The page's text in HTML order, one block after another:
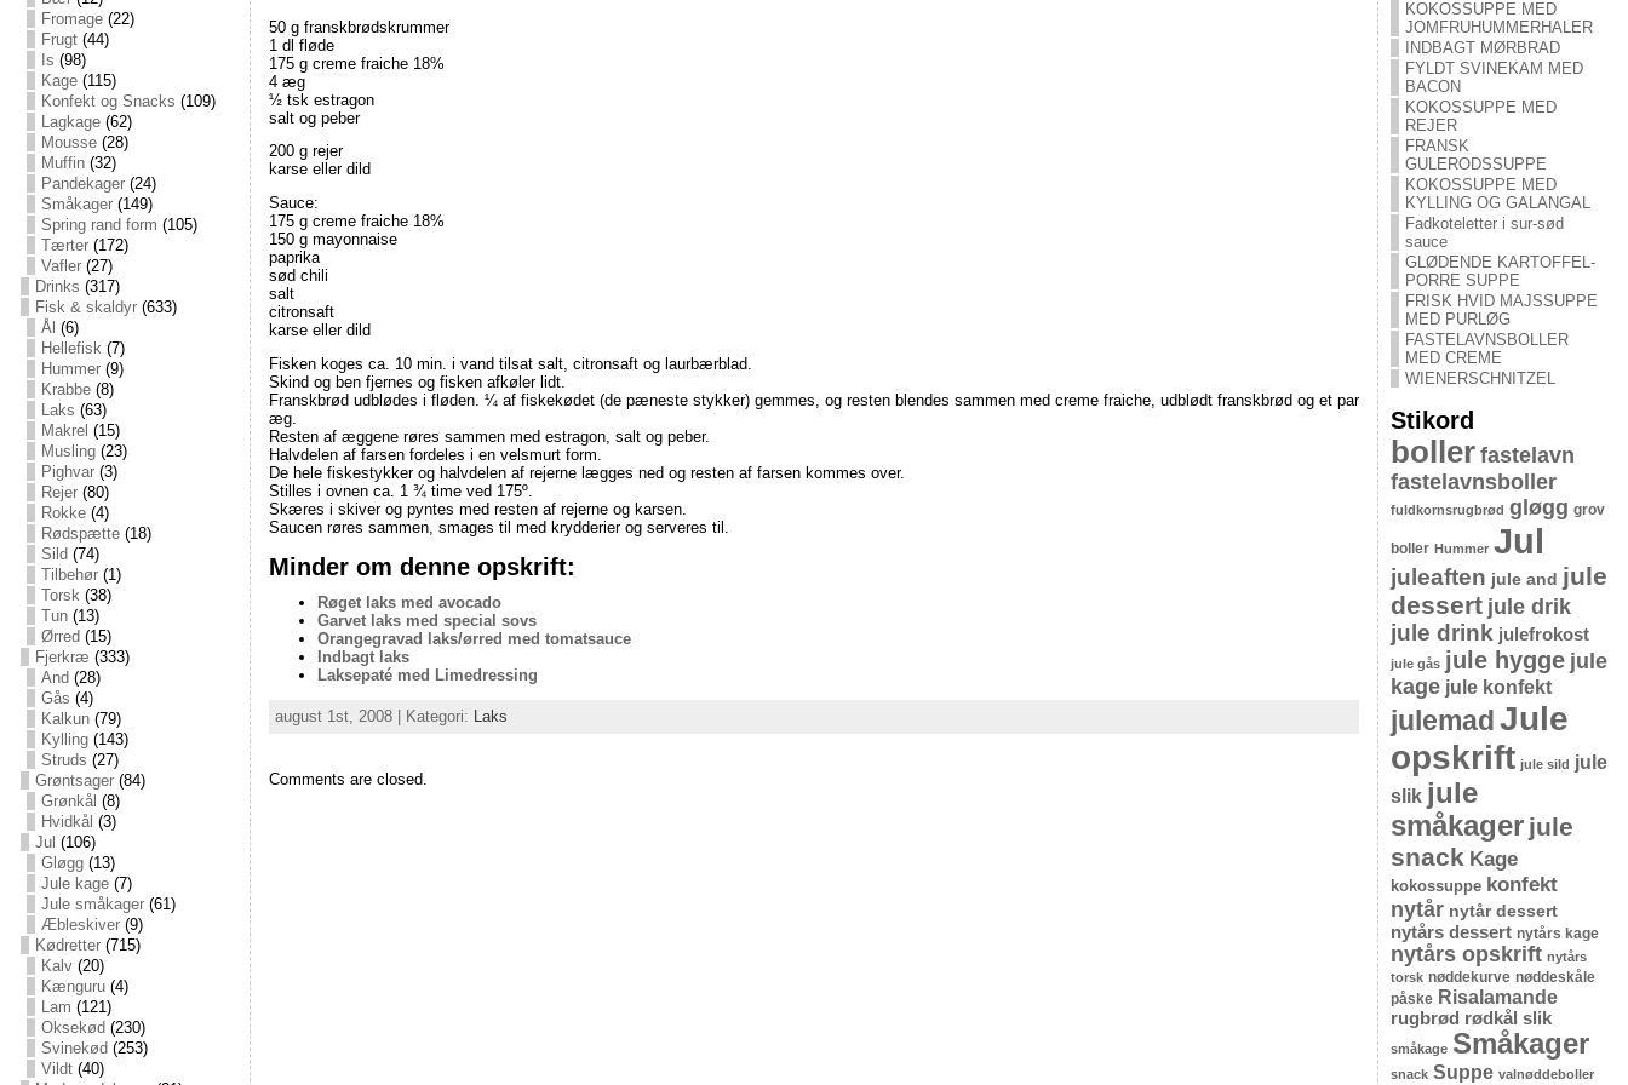
Fromage(22)
Frugt(44)
Is (98)
Kage(115)
Konfekt og Snacks (109)
Lagkage(62)
Mousse(28)
Muffin(32)
Pandekager(24)
Småkager(149)
Spring rand form (105)
Tærter(172)
Vafler(27)
Drinks (317)
Fisk & skaldyr(633)
Ål (6)
Hellefisk(7)
Hummer(9)
Krabbe(8)
Laks (63)
Makrel (15)
Musling(23)
Pighvar(3)
Rejer(80)
Rokke(4)
Rødspætte(18)
Sild (74)
Tilbehør(1)
Torsk(38)
Tun(13)
Ørred (15)
Fjerkræ (333)
And (28)
Gås (4)
Kalkun(79)
Kylling(143)
Struds (27)
Grøntsager(84)
Grønkål (8)
Hvidkål (3)
Jul (106)
Gløgg(13)
Jule kage(7)
Jule småkager(61)
Æbleskiver(9)
Kødretter(715)
Kalv(20)
Kænguru(4)
Lam (121)
Oksekød (230)
Svinekød (253)
Vildt(40)
50 g franskbrødskrummer
1 dl fløde
175 g creme fraiche 18%
4 æg
½ tsk estragon
salt og peber
200 g rejer
karse eller dild
Sauce:
175 g creme fraiche 18%
150 g mayonnaise
paprika
sød chili
salt
citronsaft
karse eller dild
Fisken koges ca. 10 min. i vand tilsat salt, citronsaft og laurbærblad.
Skind og ben fjernes og fisken afkøler lidt.
Franskbrød udblødes i fløden. ¼ af fiskekødet (de pæneste stykker) gemmes, og resten blendes sammen med creme fraiche, udblødt franskbrød og et par
æg.
Resten af æggene røres sammen med estragon, salt og peber.
Halvdelen af farsen fordeles i en velsmurt form.
De hele fiskestykker og halvdelen af rejerne lægges ned og resten af farsen kommes over.
Stilles i ovnen ca. 1 ¾ time ved 175º.
Skæres i skiver og pyntes med resten af rejerne og karsen.
Saucen røres sammen, smages til med krydderier og serveres til.
Minder om denne opskrift:
Røget laks med avocado
Garvet laks med special sovs
Orangegravad laks/ørred med tomatsauce
Indbagt laks
Laksepaté med Limedressing
august 1st, 2008 | Kategori: Laks
Comments are closed.
KOKOSSUPPE MED
JOMFRUHUMMERHALER
INDBAGT MØRBRAD
FYLDT SVINEKAM MED
BACON
KOKOSSUPPE MED
REJER
FRANSK
GULERODSSUPPE
KOKOSSUPPE MED
KYLLING OG GALANGAL
Fadkoteletter i sur-sød
sauce
GLØDENDE KARTOFFEL-
PORRE SUPPE
FRISK HVID MAJSSUPPE
MED PURLØG
FASTELAVNSBOLLER
MED CREME
WIENERSCHNITZEL
Stikord
boller fastelavn
fastelavnsboller
fuldkornsrugbrød gløgg grov
boller Hummer Jul
juleaften jule and jule
dessert jule drik
jule drink julefrokost
jule gås jule hygge jule
kage jule konfekt
julemad Jule
opskrift jule sild jule
slik jule
småkager jule
snack Kage
kokossuppe konfekt
nytår nytår dessert
nytårs dessert nytårs kage
nytårs opskrift nytårs
torsk nøddekurve nøddeskåle
påske Risalamande
rugbrød rødkål slik
småkage Småkager
snack Suppe valnøddeboller